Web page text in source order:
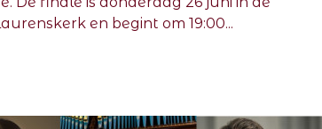
en begint om 19:00...